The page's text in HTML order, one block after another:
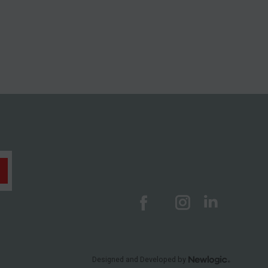
Designed and Developed by